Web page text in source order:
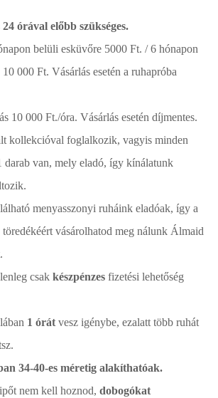
órával előbb szükséges.
belüli esküvőre 5000 Ft. / 6 hónapon
000 Ft. Vásárlás esetén a ruhapróba
10 000 Ft./óra. Vásárlás esetén díjmentes.
kollekcióval foglalkozik, vagyis minden
darab van, mely eladó, így kínálatunk
menyasszonyi ruháink eladóak, így a
vásárolhatod meg nálunk Álmaid
csakkészpénzes fizetési lehetőség
1 órátvesz igénybe, ezalatt több ruhát
34-40-es méretig alakíthatóak.
nem kell hoznod,dobogókat